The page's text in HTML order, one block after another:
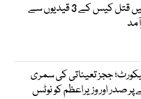
اڈیالہ جیل میں قتل کیس کے 3 قیدیوں سے
ججز تعیناتی کی سمری
پر صدر اور وزیراعظم کو نوٹس